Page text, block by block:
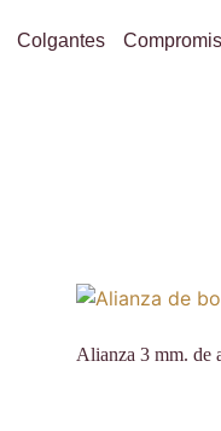
Colgantes
Alianza 3 mm. de